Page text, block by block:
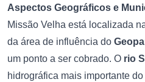
Aspectos Geográficos e
Missão Velha está localizada
da área de influência do
um ponto a ser cobrado. O rio
hidrográfica mais importante